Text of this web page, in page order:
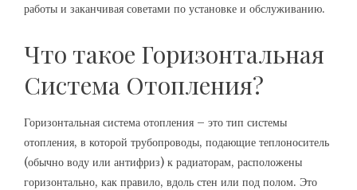
работы и заканчивая советами по установке и обслуживанию.
Что такое Горизонтальная
Система Отопления?
Горизонтальная система отопления – это тип системы
отопления, в которой трубопроводы, подающие теплоноситель
(обычно воду или антифриз) к радиаторам, расположены
горизонтально, как правило, вдоль стен или под полом. Это